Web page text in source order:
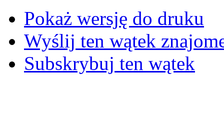
Pokaż wersję do druku
Wyślij ten wątek
Subskrybuj ten wątek